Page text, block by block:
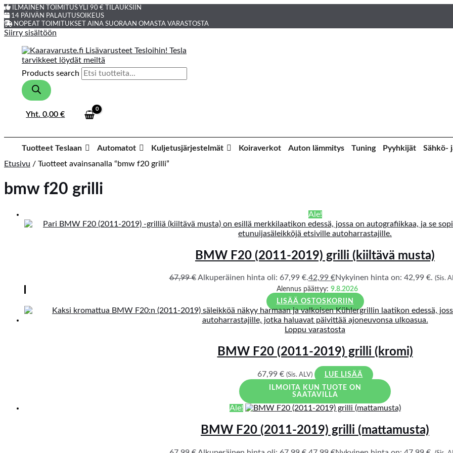
ILMAINEN TOIMITUS YLI 90 € TILAUKSIIN
14 PÄIVÄN PALAUTUSOIKEUS
NOPEAT TOIMITUKSET AINA SUORAAN OMASTA VARASTOSTA
Siirry sisältöön
Products search
Yht.0,00€
Tuotteet Teslaan Automatot Kuljetusjärjestelmät Koiraverkot Auton lämmitys Tuning Pyyhkijät
Sähkö-
Etusivu / Tuotteet avainsanalla “bmw f20 grilli”
bmw f20 grilli
Ale!
BMW F20 (2011-2019) grilli (kiiltävä musta)
67,99€ Alkuperäinen hinta oli: 67,99 €.42,99 €Nykyinen hinta on: 42,99 €. (Sis.
Alennus päättyy: 9.8.2026
LISÄÄ OSTOSKORIIN
Loppu varastosta
BMW F20 (2011-2019) grilli (kromi)
67,99 € (Sis. ALV)
LUE LISÄÄ
ILMOITA KUN TUOTE ON
SAATAVILLA
Ale!
BMW F20 (2011-2019) grilli (mattamusta)